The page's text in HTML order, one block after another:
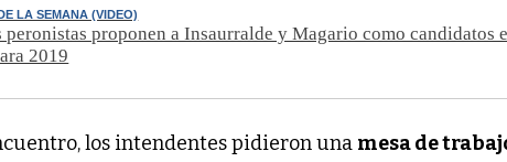
LA SEMANA (VIDEO)
peronistas proponen a Insaurralde y Magario como candidatos
2019
los intendentes pidieron una mesa de